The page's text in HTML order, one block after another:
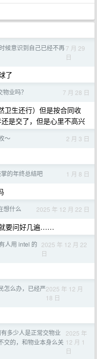
候意识到自己已经不再7 月 29
日
了
物业吗？ 7 月 28 日
卫生还行）但是按合同收
是交了，但是心里不高兴
～ 2 月 3 日
的年终总结吧 1 月 8 日
想什么 2025 年 12 月 22 日
要问好几遍……
人用 intel 的 2025 年 12 月 22
日
怎么办，已经严2025 年 12 月
18 日
多少人是正常交物业
交的，和物业本身么关
2025 年
12 月 1
日